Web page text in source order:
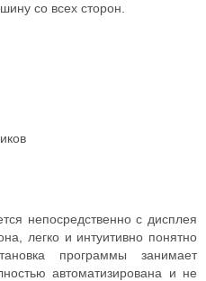
со всех сторон.
непосредственно с дисплея
легко и интуитивно понятно
программы занимает
автоматизирована и не